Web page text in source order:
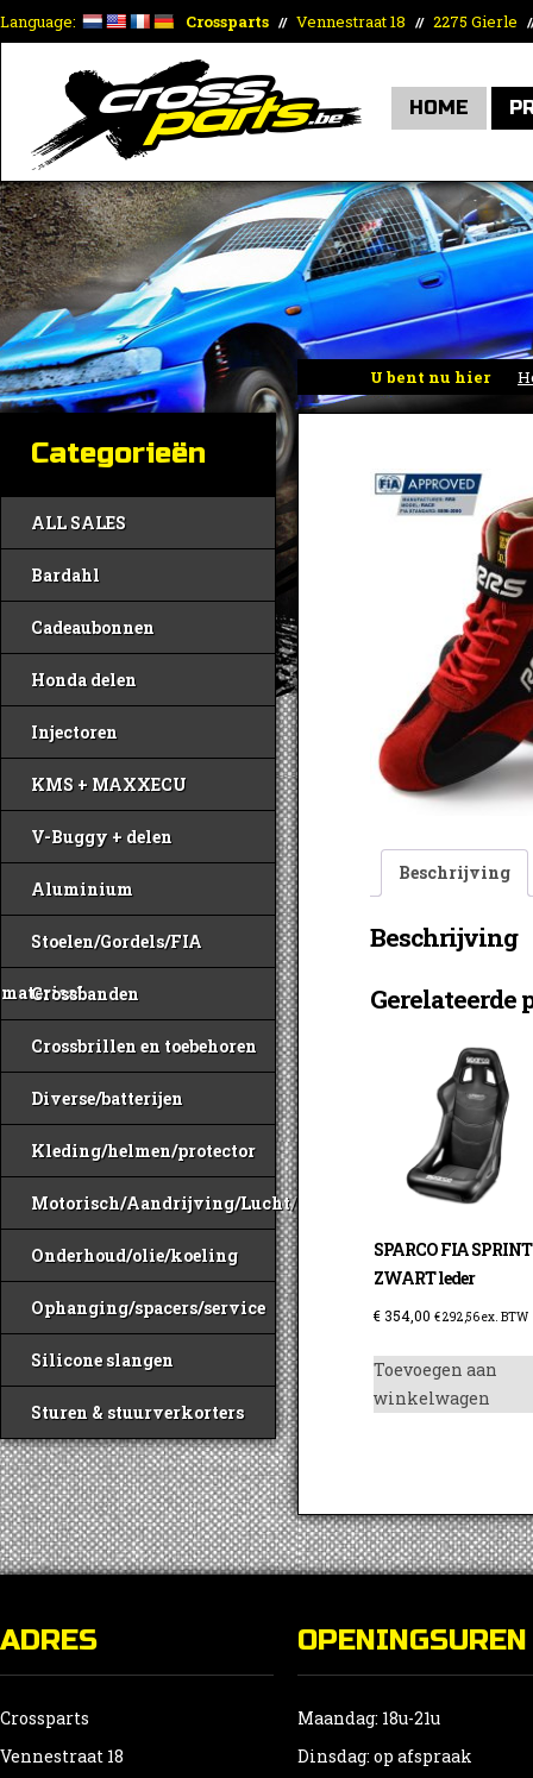
Language: Crossparts // Vennestraat 18 // 2275 Gierle
HOME
U bent nu hier
Categorieën
ALL SALES
Bardahl
Cadeaubonnen
Honda delen
Injectoren
KMS + MAXXECU
V-Buggy + delen
Aluminium
Stoelen/Gordels/FIA
materiaal
Crossbanden
Crossbrillen en toebehoren
Diverse/batterijen
Kleding/helmen/protector
Motorisch/Aandrijving/Lucht/Benzine
Onderhoud/olie/koeling
Ophanging/spacers/service
Silicone slangen
Sturen & stuurverkorters
Beschrijving
Beschrijving
Gerelateerde
SPARCO FIA SPRINT
ZWART leder
€ 354,00 €292,56ex. BTW
Toevoegen aan
winkelwagen
ADRES
Crossparts
Vennestraat 18
OPENINGSUREN
Maandag: 18u-21u
Dinsdag: op afspraak